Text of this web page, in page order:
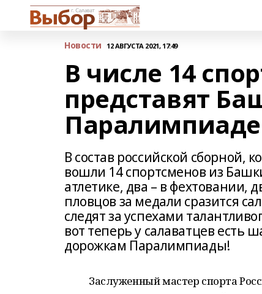
Новости 12 АВГУСТА 2021, 17:49
В числе 14
представят
Паралимпиаде
В состав российской сборной,
вошли 14 спортсменов из
атлетике, два – в фехтовании,
пловцов за медали сразится
следят за успехами
вот теперь у салаватцев есть
дорожкам Паралимпиады!
Заслуженный мастер спорта